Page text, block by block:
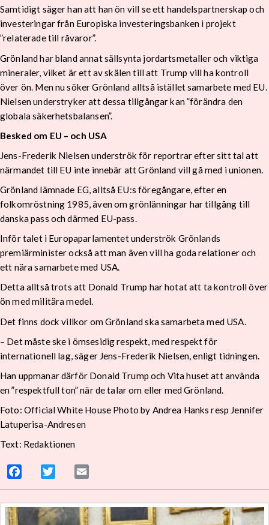
Samtidigt säger han att han ön vill se ett handelspartnerskap och
investeringar från Europiska investeringsbanken i projekt
”relaterade till råvaror”.
Grönland har bland annat sällsynta jordartsmetaller och viktiga
mineraler, vilket är ett av skälen till att Trump vill ha kontroll
över ön. Men nu söker Grönland alltså istället samarbete med EU.
Nielsen understryker att dessa tillgångar kan ”förändra den
globala säkerhetsbalansen”.
Besked om EU – och USA
Jens-Frederik Nielsen underströk för reportrar efter sitt tal att
närmandet till EU inte innebär att Grönland vill gå med i unionen.
Grönland lämnade EG, alltså EU:s föregångare, efter en
folkomröstning 1985, även om grönlänningar har tillgång till
danska pass och därmed EU-pass.
Inför talet i Europaparlamentet underströk Grönlands
premiärminister också att man även vill ha goda relationer och
ett nära samarbete med USA.
Detta alltså trots att Donald Trump har hotat att ta kontroll över
ön med militära medel.
Det finns dock villkor om Grönland ska samarbeta med USA.
– Det måste ske i ömsesidig respekt, med respekt för
internationell lag, säger Jens-Frederik Nielsen, enligt tidningen.
Han uppmanar därför Donald Trump och Vita huset att använda
en ”respektfull ton” när de talar om eller med Grönland.
Foto: Official White House Photo by Andrea Hanks resp Jennifer
Latuperisa-Andresen
Text: Redaktionen
Facebook Twitter